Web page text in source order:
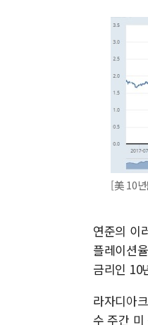
[美 10
연준의 이
플레이션
금리인 10
라자디아
수 주간 미